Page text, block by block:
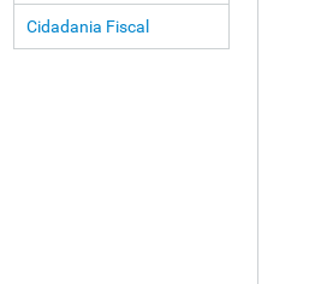
Cidadania Fiscal